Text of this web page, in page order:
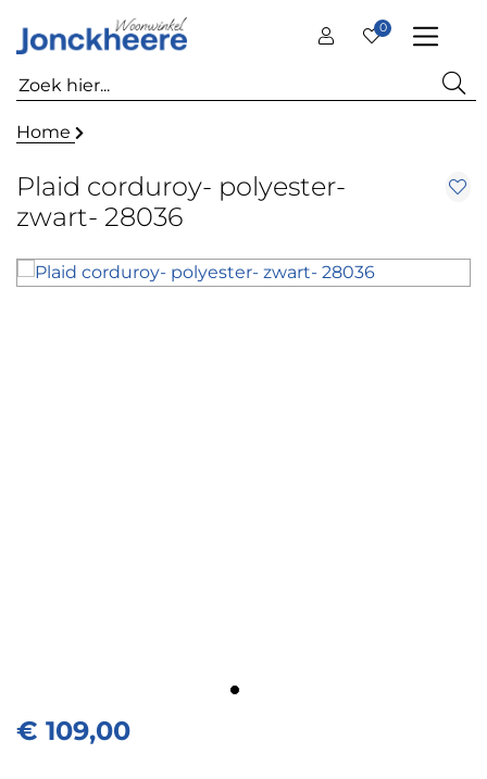
0
Home
Plaid corduroy- polyester-
zwart- 28036
€ 109,00